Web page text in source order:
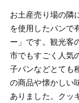
お土産売り場の隣
を使用したパン
ー」です。観光客
市でもすごく人気
子パンなどとても
の商品や懐かしい
ありました。クッ